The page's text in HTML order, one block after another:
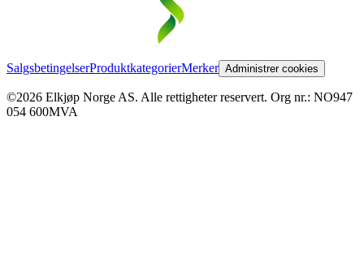
SalgsbetingelserProduktkategorierMerker Administrer cookies
©2026 Elkjøp Norge AS. Alle rettigheter reservert. Org nr.: NO947
054 600MVA